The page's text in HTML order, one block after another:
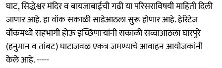
घाट, सिद्धेश्वर मंदिर व बायजाबाईची गढी या परिसराविषयी माहिती दिली
जाणार आहे. हा वॉक सकाळी साडेआठला सुरू होणार आहे. हेरिटेज
वॉकमध्ये सहभागी होऊ इच्छिणाऱ्यांनी सकाळी सव्वाआठला घारपुरे
(हनुमान व तांबट) घाटाजवळ एकत्र जमण्याचे आवाहन आयोजकांनी
केले आहे. -----